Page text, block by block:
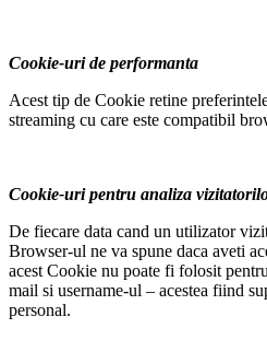
Cookie-uri de performanta
Acest tip de Cookie retine
streaming cu care este compatibil
Cookie-uri pentru analiza
De fiecare data cand un utilizator
Browser-ul ne va spune daca aveti
acest Cookie nu poate fi folosit
mail si username-ul – acestea fiind
personal.